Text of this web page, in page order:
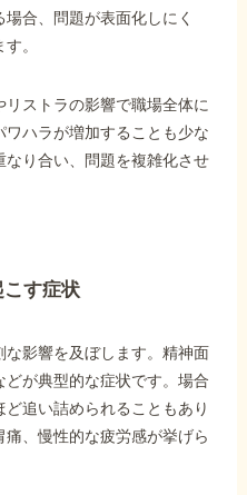
合、問題が表面化しにく
。
ストラの影響で職場全体に
ハラが増加することも少な
なり合い、問題を複雑化させ
す症状
影響を及ぼします。精神面
が典型的な症状です。場合
追い詰められることもあり
、慢性的な疲労感が挙げら